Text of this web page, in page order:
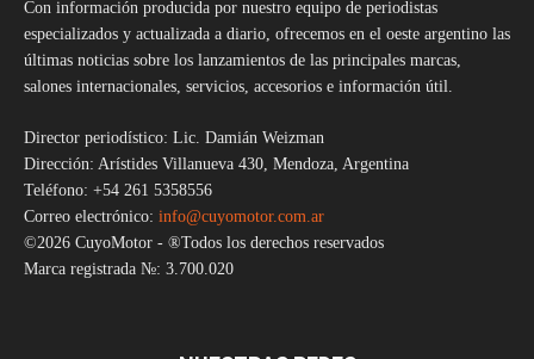
Con información producida por nuestro equipo de periodistas
especializados y actualizada a diario, ofrecemos en el oeste argentino las
últimas noticias sobre los lanzamientos de las principales marcas,
salones internacionales, servicios, accesorios e información útil.
Director periodístico: Lic. Damián Weizman
Dirección: Arístides Villanueva 430, Mendoza, Argentina
Teléfono: +54 261 5358556
Correo electrónico: info@cuyomotor.com.ar
©2026 CuyoMotor - ®Todos los derechos reservados
Marca registrada №: 3.700.020